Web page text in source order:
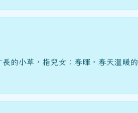
的小草，指兒女；春暉，春天溫暖的